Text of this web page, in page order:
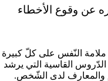
عن وقوع الأخطاء
ملامة النّفس على كلّ كبيرة
القاسية التي يرشد
والمعارف لدى الشّخص.